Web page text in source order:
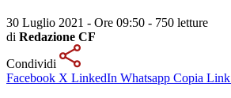
30 Luglio 2021 - Ore 09:50 - 750 letture
di Redazione CF
Condividi
Facebook X LinkedIn Whatsapp Copia Link